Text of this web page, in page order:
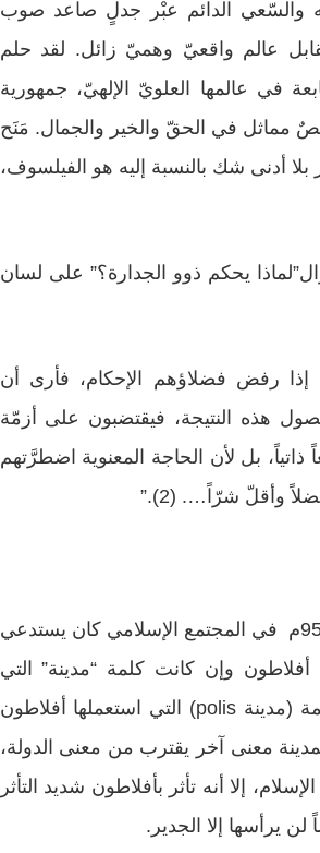
والسّعي الدائم عبْر جدلٍ صاعد صوب
عالم واقعيّ وهميّ زائل. لقد حلم
في عالمها العلويّ الإلهيّ، جمهورية
مماثل في الحقّ والخير والجمال. مَنَح
بلا أدنى شك بالنسبة إليه هو الفيلسوف،
يحكم ذوو الجدارة؟” على لسان
رفض فضلاؤهم الإحكام، فأرى أن
هذه النتيجة، فيقتضبون على أزمّة
ذاتياً، بل لأن الحاجة المعنوية اضطرَّتهم
وأقلّ شرّاً…. (2).”
ويبدو أن الواقع الذي عاشه الفارابي( (870- 950م في المجتمع الإسلامي كان يستدعي
أفلاطون وإن كانت كلمة “مدينة” التي
استعملها الفارابي ليس لها نفس مضمون كلمة (مدينة polis) التي استعملها أفلاطون
معنى آخر يقترب من معنى الدولة،
إلا أنه تأثر بأفلاطون شديد التأثر
يرأسها إلا الجدير.